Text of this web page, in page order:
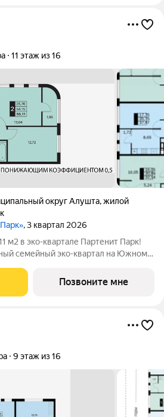
11 этаж из 16
округ Алушта,жилой
, 3 квартал 2026
м2 в эко-квартале Партенит Парк!
гор, лесов и виноградников.
Позвоните мне
9 этаж из 16